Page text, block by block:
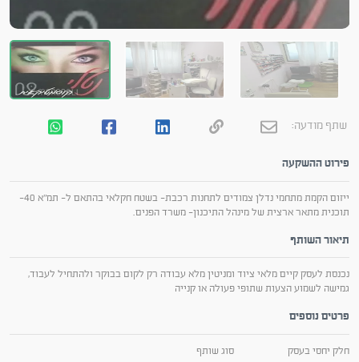
שתף מודעה:
פירוט ההשקעה
ייזום הקמת מתחמי נדלן צמודים לתחנות רכבת- בשטח חקלאי בהתאם ל- תמ"א 40-
תוכנית מתאר ארצית של מינהל התיכנון- משרד הפנים.
תיאור השותף
נכנסת לעסק קיים מלאי ציוד ומניטין מלא עבודה רק לקום בבוקר ולהתחיל לעבוד,
גמישה לשמוע הצעות שתופי פעולה או קנייה
פרטים נוספים
חלק יחסי בעסק סוג שותף